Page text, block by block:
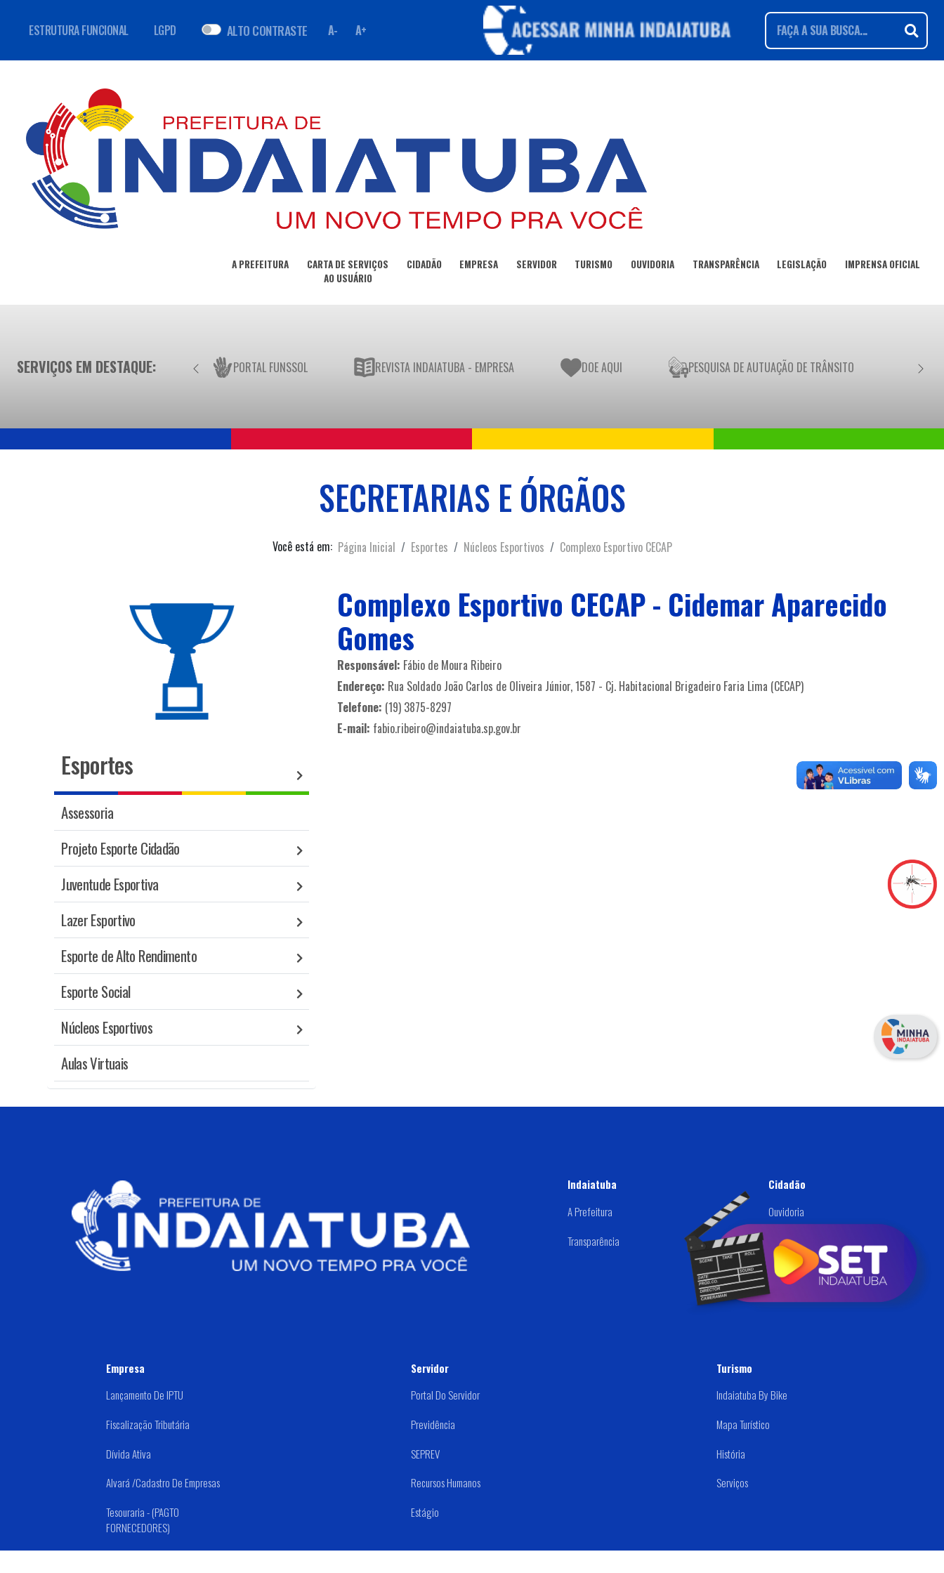
ESTRUTURA FUNCIONAL LGPD ALTO CONTRASTE A- A+
A PREFEITURA
CARTA DE SERVIÇOS
AO USUÁRIO
CIDADÃO EMPRESA SERVIDOR TURISMO OUVIDORIA TRANSPARÊNCIA LEGISLAÇÃO IMPRENSA OFICIAL
SERVIÇOS EM DESTAQUE: PORTAL FUNSSOL REVISTA INDAIATUBA - EMPRESA DOE AQUI PESQUISA DE AUTUAÇÃO DE TRÂNSITO
SECRETARIAS E ÓRGÃOS
Você está em: Página Inicial Esportes Núcleos Esportivos Complexo Esportivo CECAP
Esportes
Assessoria
Projeto Esporte Cidadão
Juventude Esportiva
Lazer Esportivo
Esporte de Alto Rendimento
Esporte Social
Núcleos Esportivos
Aulas Virtuais
Complexo Esportivo CECAP - Cidemar Aparecido
Gomes
Responsável: Fábio de Moura Ribeiro
Endereço: Rua Soldado João Carlos de Oliveira Júnior, 1587 - Cj. Habitacional Brigadeiro Faria Lima (CECAP)
Telefone: (19) 3875-8297
E-mail: fabio.ribeiro@indaiatuba.sp.gov.br
Indaiatuba
A Prefeitura
Transparência
Cidadão
Ouvidoria
Defesa Civil
Disque: (019) 3834-9000
Samu 192
Empresa
Lançamento De IPTU
Fiscalização Tributária
Dívida Ativa
Alvará /Cadastro De Empresas
Tesouraria - (PAGTO
FORNECEDORES)
Servidor
Portal Do Servidor
Previdência
SEPREV
Recursos Humanos
Estágio
Turismo
Indaiatuba By Bike
Mapa Turístico
História
Serviços